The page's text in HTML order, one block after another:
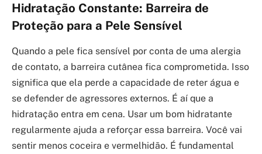
Hidratação Constante: Barreira de
Proteção para a Pele Sensível
Quando a pele fica sensível por conta de uma alergia
de contato, a barreira cutânea fica comprometida. Isso
significa que ela perde a capacidade de reter água e
se defender de agressores externos. É aí que a
hidratação entra em cena. Usar um bom hidratante
regularmente ajuda a reforçar essa barreira. Você vai
sentir menos coceira e vermelhidão. É fundamental